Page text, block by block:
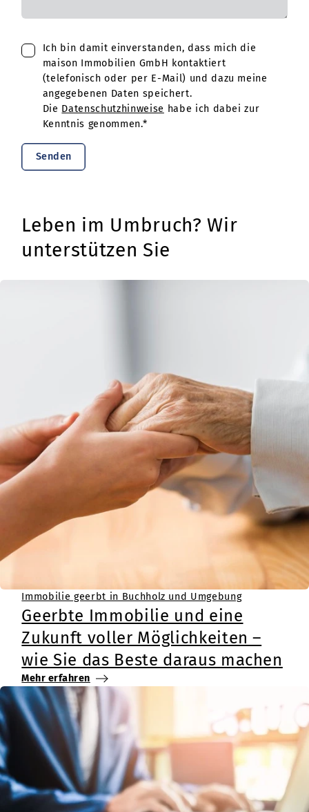
Ich bin damit einverstanden, dass mich die
maison Immobilien GmbH kontaktiert
(telefonisch oder per E-Mail) und dazu meine
angegebenen Daten speichert.
Die Datenschutzhinweise habe ich dabei zur
Kenntnis genommen.*
Senden
Leben im Umbruch? Wir
unterstützen Sie
Immobilie geerbt in Buchholz und Umgebung
Geerbte Immobilie und eine
Zukunft voller Möglichkeiten –
wie Sie das Beste daraus machen
Mehr erfahren